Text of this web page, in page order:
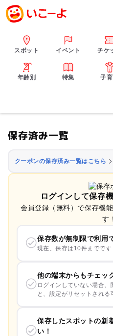
スポット イベント チケ
年齢別 特集 子
保存済み一覧
クーポンの保存済み一覧はこちら
ログインして保存
会員登録（無料）で保存機
す！
保存数が無制限で利用
現在、保存は10件までです
他の端末からもチェッ
ログインしていない場合
と、設定がリセットされる
保存したスポットの新
い！